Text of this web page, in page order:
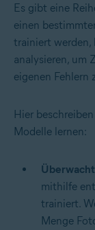
Es gibt eine
einen
trainiert werden,
analysieren, um
eigenen Fehlern
Hier
Modelle lernen:
mithilfe
trainiert.
Menge